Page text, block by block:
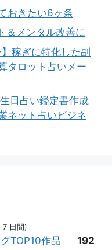
おきたい6ヶ条
＆メンタル改善に
稼ぎに特化した副
タロット占いメー
日占い鑑定書作成
ネット占いビジネ
7 日間)
TOP10作品
192